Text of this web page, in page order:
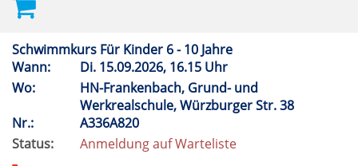
Schwimmkurs Für Kinder 6 - 10 Jahre
Wann:
Di. 15.09.2026, 16.15 Uhr
Wo:
HN-Frankenbach, Grund- und
Werkrealschule, Würzburger Str. 38
Nr.:
A336A820
Status:
Anmeldung auf Warteliste